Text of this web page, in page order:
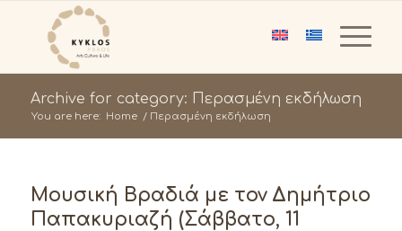
Archive for category: Περασμένη εκδήλωση
You are here: Home / Περασμένη εκδήλωση
Μουσική Βραδιά με τον Δημήτριο
Παπακυριαζή (Σάββατο, 11